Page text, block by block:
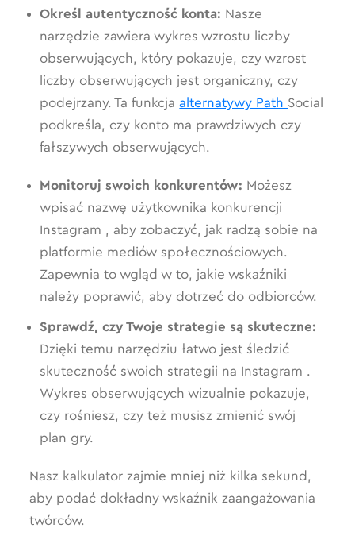
Określ autentyczność konta: Nasze
narzędzie zawiera wykres wzrostu liczby
obserwujących, który pokazuje, czy wzrost
liczby obserwujących jest organiczny, czy
podejrzany. Ta funkcjaalternatywy Path Social
podkreśla, czy konto ma prawdziwych czy
fałszywych obserwujących.
Monitoruj swoich konkurentów: Możesz
wpisać nazwę użytkownika konkurencji
Instagram , aby zobaczyć, jak radzą sobie na
platformie mediów społecznościowych.
Zapewnia to wgląd w to, jakie wskaźniki
należy poprawić, aby dotrzeć do odbiorców.
Sprawdź, czy Twoje strategie są skuteczne:
Dzięki temu narzędziu łatwo jest śledzić
skuteczność swoich strategii na Instagram .
Wykres obserwujących wizualnie pokazuje,
czy rośniesz, czy też musisz zmienić swój
plan gry.
Nasz kalkulator zajmie mniej niż kilka sekund,
aby podać dokładny wskaźnik zaangażowania
twórców.